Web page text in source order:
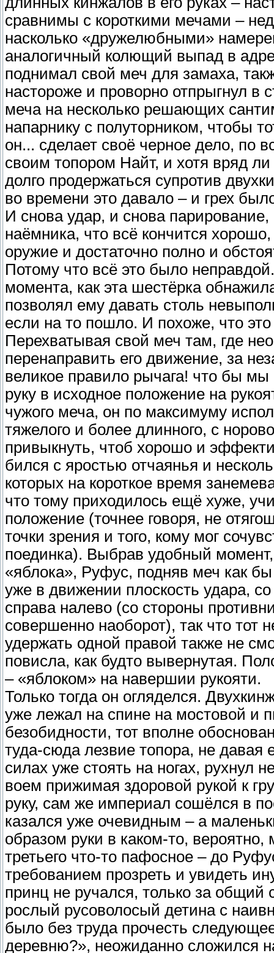
сравнимы с короткими мечами –
насколько «дружелюбными»
аналогичный колющий выпад в
поднимал свой меч для замаха,
настороже и проворно отпрыгнул в
меча на несколько решающих
напарнику с полуторником, чтобы
он... сделает своё черное дело, по
своим топором Найт, и хотя вряд
долго продержаться супротив
во времени это давало – и грех
И снова удар, и снова
наёмника, что всё кончится
оружие и достаточно полно и
Потому что всё это было
момента, как эта шестёрка
позволял ему давать столь
если на то пошло. И похоже, что
Перехватывая свой меч там, где
перенаправить его движение, за
великое правило рычага! что бы
руку в исходное положение на
чужого меча, он по максимуму
тяжелого и более длинного, с
привыкнуть, чтоб хорошо и
бился с яростью отчаянья и
которых на короткое время
что тому приходилось ещё хуже,
положение (точнее говоря, не
точки зрения и того, кому мог
поединка). Выбрав удобный момент,
«яблока», Руфус, подняв меч как
уже в движении плоскость удара,
справа налево (со стороны
совершенно наоборот), так что тот
удержать одной правой также не
повисла, как будто вывернутая.
– «яблоком» на навершии рукояти.
Только тогда он огляделся.
уже лежал на спине на мостовой и
безобидности, тот вполне
туда-сюда лезвие топора, не
силах уже стоять на ногах, рухнул
воем прижимая здоровой рукой к
руку, сам же империал сошёлся в
казался уже очевидным – а
образом руки в каком-то,
третьего что-то пафосное – до
требованием прозреть и увидеть
принц не ручался, только за общий
рослый русоволосый детина с
было без труда прочесть
деревню?», неожиданно сложился